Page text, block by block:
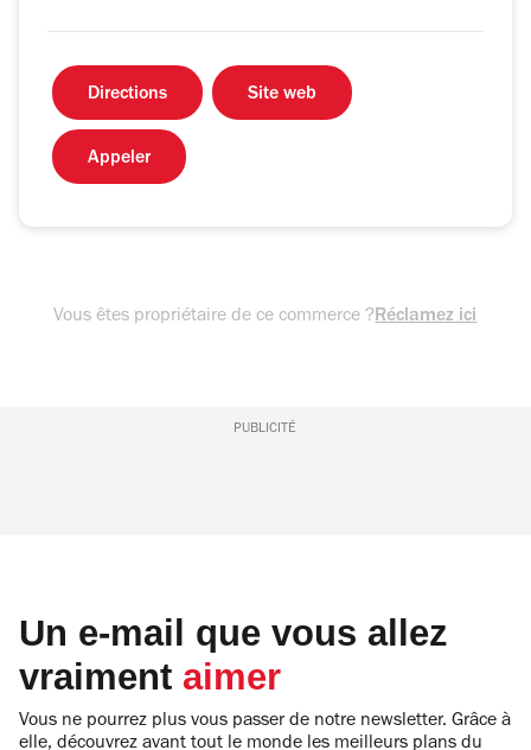
Directions Site web
Appeler
Vous êtes propriétaire de ce commerce ?Réclamez ici
PUBLICITÉ
Un e-mail que vous allez
vraiment aimer
Vous ne pourrez plus vous passer de notre newsletter. Grâce à
elle, découvrez avant tout le monde les meilleurs plans du